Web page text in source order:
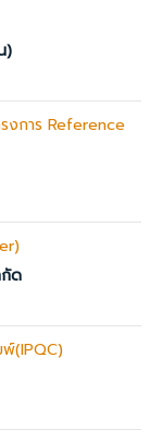
)
งการ Reference
ด
(IPQC)